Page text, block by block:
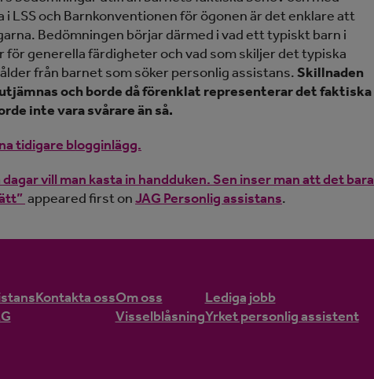
i LSS och Barnkonventionen för ögonen är det enklare att
Bedömningen börjar därmed i vad ett typiskt barn i
för generella färdigheter och vad som skiljer det typiska
från barnet som söker personlig assistans.Skillnaden
och borde då förenklat representerar det faktiska
inte vara svårare än så.
tidigare blogginlägg.
dagar vill man kasta in handduken. Sen inser man att det bara
appeared first onJAG Personlig assistans.
Kontakta ossOm oss
Visselblåsning
Lediga jobb
Yrket personlig assistent